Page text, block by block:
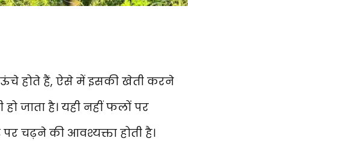
ऊंचे होते हैं, ऐसे में इसकी खेती करने
जाता है। यही नहीं फलों पर
चढ़ने की आवश्यक्ता होती है।